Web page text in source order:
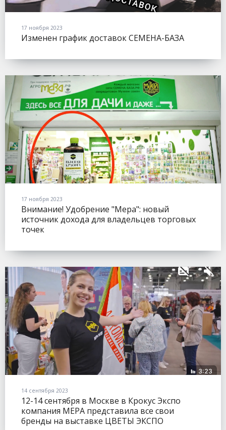
17 ноября 2023
Изменен график доставок СЕМЕНА-БАЗА
17 ноября 2023
Внимание! Удобрение "Мера": новый
источник дохода для владельцев торговых
точек
14 сентября 2023
12-14 сентября в Москве в Крокус Экспо
компания МЕРА представила все свои
бренды на выставке ЦВЕТЫ ЭКСПО